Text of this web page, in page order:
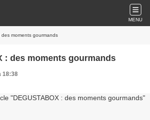
MENU
des moments gourmands
: des moments gourmands
18:38